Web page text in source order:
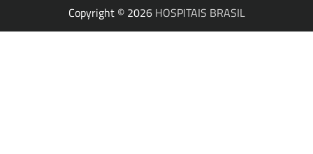
Copyright © 2026 HOSPITAIS BRASIL